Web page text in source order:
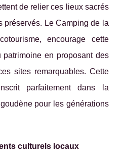
de relier ces lieux sacrés
préservés. Le Camping de la
encourage cette
en proposant des
sites remarquables. Cette
parfaitement dans la
pour les générations
culturels locaux